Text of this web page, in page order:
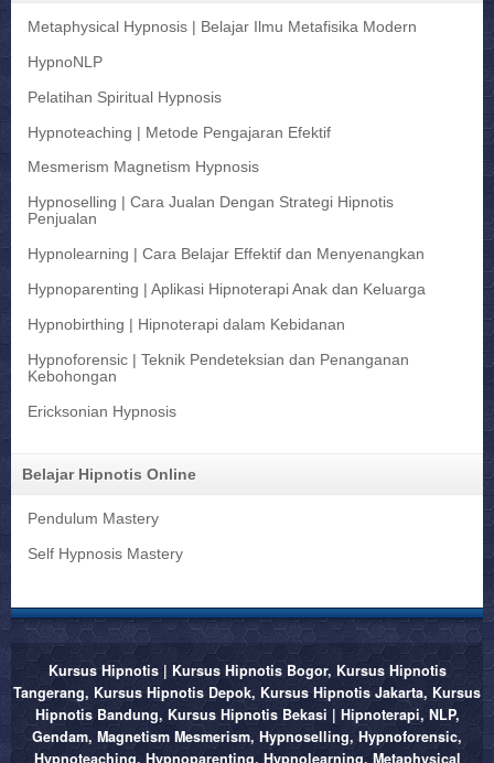
Metaphysical Hypnosis | Belajar Ilmu Metafisika Modern
HypnoNLP
Pelatihan Spiritual Hypnosis
Hypnoteaching | Metode Pengajaran Efektif
Mesmerism Magnetism Hypnosis
Hypnoselling | Cara Jualan Dengan Strategi Hipnotis
Penjualan
Hypnolearning | Cara Belajar Effektif dan Menyenangkan
Hypnoparenting | Aplikasi Hipnoterapi Anak dan Keluarga
Hypnobirthing | Hipnoterapi dalam Kebidanan
Hypnoforensic | Teknik Pendeteksian dan Penanganan
Kebohongan
Ericksonian Hypnosis
Belajar Hipnotis Online
Pendulum Mastery
Self Hypnosis Mastery
Kursus Hipnotis | Kursus Hipnotis Bogor, Kursus Hipnotis
Tangerang, Kursus Hipnotis Depok, Kursus Hipnotis Jakarta, Kursus
Hipnotis Bandung, Kursus Hipnotis Bekasi | Hipnoterapi, NLP,
Gendam, Magnetism Mesmerism, Hypnoselling, Hypnoforensic,
Hypnoteaching, Hypnoparenting, Hypnolearning, Metaphysical